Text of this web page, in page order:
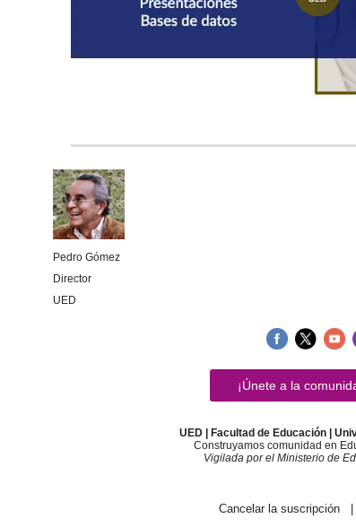
Pedro Gómez
Director
UED
¡Únete a la
UED | Facultad de Educación |
Construyamos comunidad en
Vigilada por el Ministerio de
Cancelar la suscripción|